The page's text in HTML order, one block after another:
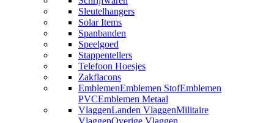
Sleutelhangers
Solar Items
Spanbanden
Speelgoed
Stappentellers
Telefoon Hoesjes
Zakflacons
EmblemenEmblemen StofEmblemen
PVCEmblemen Metaal
VlaggenLanden VlaggenMilitaire
VlaggenOverige Vlaggen